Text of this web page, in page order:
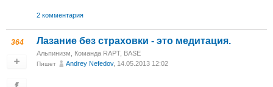
2 комментария
364 Лазание без страховки - это медитация.
Альпинизм Команда RAPT, BASE
Пишет Andrey Nefedov, 14.05.2013 12:02